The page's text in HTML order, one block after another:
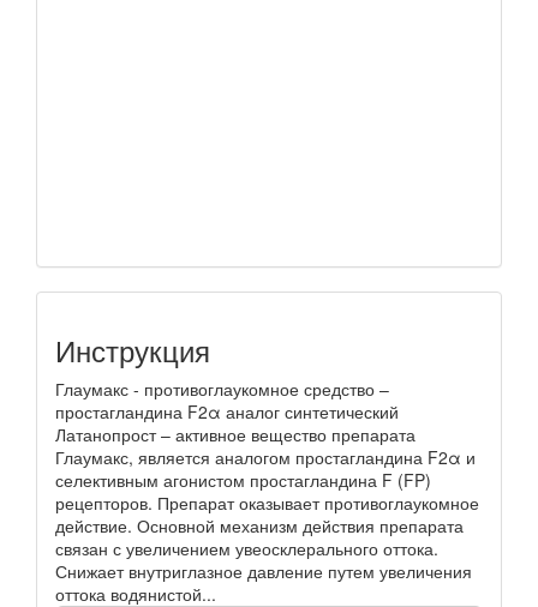
Инструкция
Глаумакс - противоглаукомное средство –
простагландина F2α аналог синтетический
Латанопрост – активное вещество препарата
Глаумакс, является аналогом простагландина F2α и
селективным агонистом простагландина F (FP)
рецепторов. Препарат оказывает противоглаукомное
действие. Основной механизм действия препарата
связан с увеличением увеосклерального оттока.
Снижает внутриглазное давление путем увеличения
оттока водянистой...